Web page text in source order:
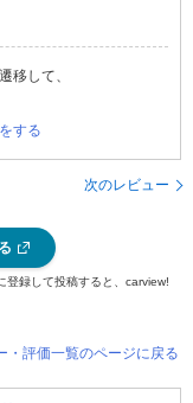
移して、
する
次のレビュー
録して投稿すると、carview!
・評価一覧のページに戻る